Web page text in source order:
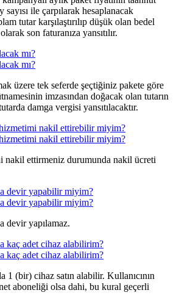
ile çarpılarak hesaplanacak
tutar karşılaştırılıp düşük olan bedel
son faturanıza yansıtılır.​​
mı?
mı?
üzere tek seferde şeçtiğiniz pakete göre
imzasından doğacak olan tutarın
damga vergisi yansıtılacaktır.
nakil ettirebilir miyim?
nakil ettirebilir miyim?
nakil ettirmeniz durumunda nakil ücreti
devir yapabilir miyim?
devir yapabilir miyim?
devir yapılamaz.​
kaç adet cihaz alabilirim?
kaç adet cihaz alabilirim?
1 (bir) cihaz satın alabilir. Kullanıcının
aboneliği olsa dahi, bu kural geçerli